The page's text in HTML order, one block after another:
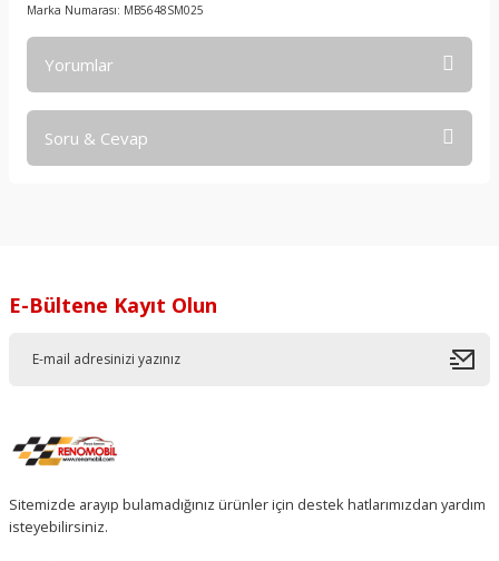
Marka Numarası: MB5648SM025
Yorumlar
Soru & Cevap
E-Bültene Kayıt Olun
Sitemizde arayıp bulamadığınız ürünler için destek hatlarımızdan yardım
isteyebilirsiniz.